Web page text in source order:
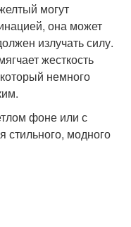
могут
она может
излучать силу.
жесткость
немного
фоне или с
модного